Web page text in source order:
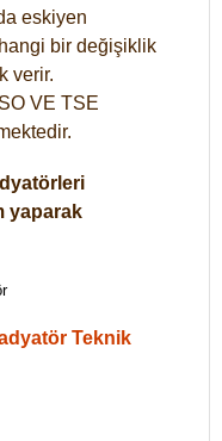
eskiyen
bir değişiklik
verir.
VE TSE
yaparak
Teknik